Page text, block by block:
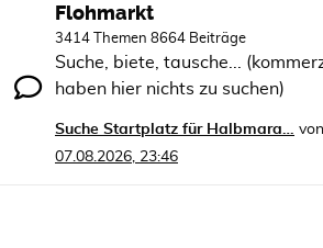
Flohmarkt
3414 Themen 8664 Beiträge
Suche, biete, tausche...
haben hier nichts zu suchen)
Suche Startplatz für Halbmara… von
07.08.2026, 23:46